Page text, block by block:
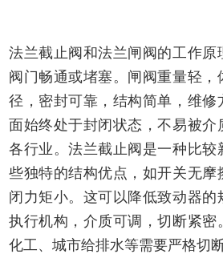
法兰截止阀和法兰闸阀的工作原
阀门畅通或堵塞。闸阀重量轻，
径，密封可靠，结构简单，维修
面始终处于封闭状态，不易被介
各行业。法兰截止阀是一种比较
些独特的结构优点，如开关无摩
闭力矩小。这可以降低致动器的
执行机构，介质可调，切断紧密
化工、城市给排水等需要严格切